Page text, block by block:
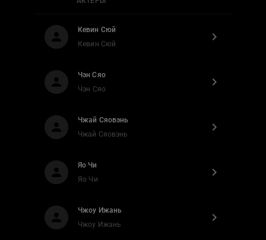
Кевин Сюй
Кевин Сюй
Чэн Сяо
Чэн Сяо
Чжай Сяовэнь
Чжай Сяовэнь
Яо Чи
Яо Чи
Чжоу Ижань
Чжоу Ижань